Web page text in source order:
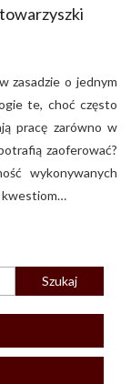
zasadzie o jednym
te, choć często
pracę zarówno w
zaoferować?
wykonywanych
kwestiom…